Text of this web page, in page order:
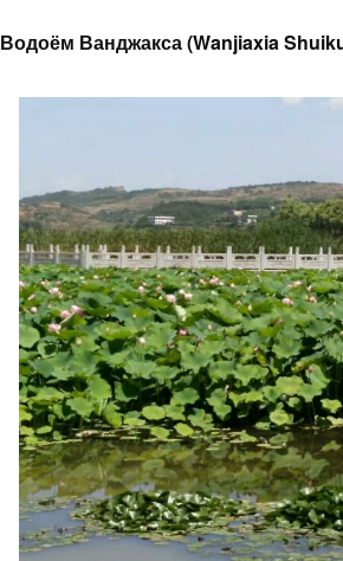
Водоём Ванджакса (Wanjiaxia